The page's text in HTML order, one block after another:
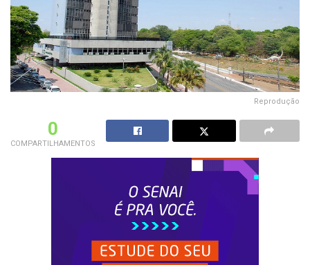
Reprodução
0
COMPARTILHAMENTOS